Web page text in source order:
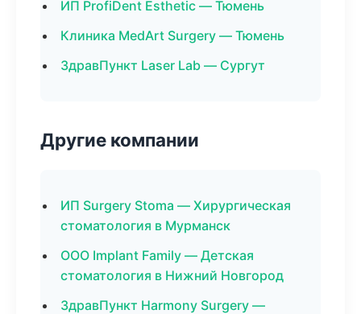
ИП ProfiDent Esthetic — Тюмень
Клиника MedArt Surgery — Тюмень
ЗдравПункт Laser Lab — Сургут
Другие компании
ИП Surgery Stoma — Хирургическая
стоматология в Мурманск
ООО Implant Family — Детская
стоматология в Нижний Новгород
ЗдравПункт Harmony Surgery —